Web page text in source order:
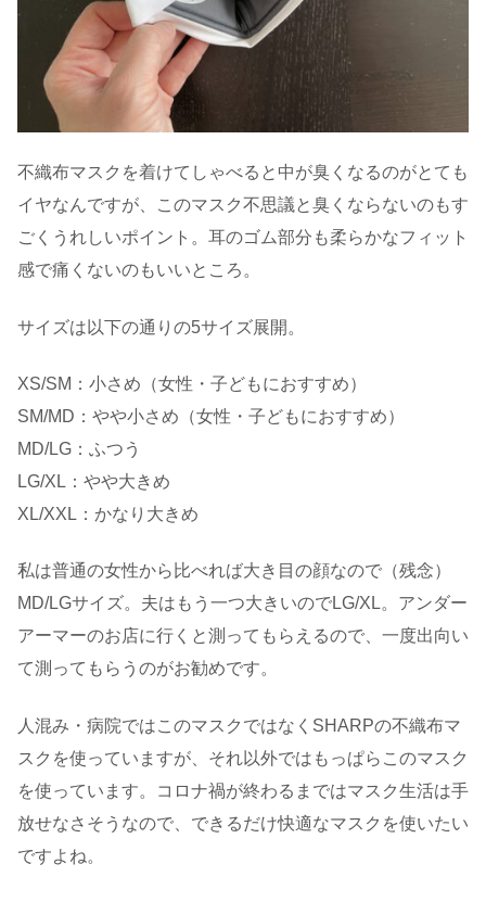
不織布マスクを着けてしゃべると中が臭くなるのがとても
イヤなんですが、このマスク不思議と臭くならないのもす
ごくうれしいポイント。耳のゴム部分も柔らかなフィット
感で痛くないのもいいところ。
サイズは以下の通りの5サイズ展開。
XS/SM：小さめ（女性・子どもにおすすめ）
SM/MD：やや小さめ（女性・子どもにおすすめ）
MD/LG：ふつう
LG/XL：やや大きめ
XL/XXL：かなり大きめ
私は普通の女性から比べれば大き目の顔なので（残念）
MD/LGサイズ。夫はもう一つ大きいのでLG/XL。アンダー
アーマーのお店に行くと測ってもらえるので、一度出向い
て測ってもらうのがお勧めです。
人混み・病院ではこのマスクではなくSHARPの不織布マ
スクを使っていますが、それ以外ではもっぱらこのマスク
を使っています。コロナ禍が終わるまではマスク生活は手
放せなさそうなので、できるだけ快適なマスクを使いたい
ですよね。